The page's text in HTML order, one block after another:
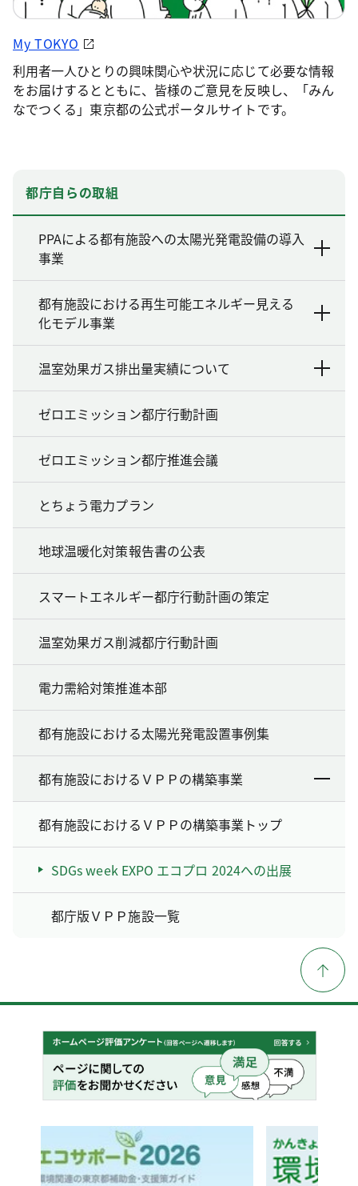
My TOKYO
利用者一人ひとりの興味関心や状況に応じて必要な情報
をお届けするとともに、皆様のご意見を反映し、「みん
なでつくる」東京都の公式ポータルサイトです。
都庁自らの取組
PPAによる都有施設への太陽光発電設備の導入
事業
都有施設における再生可能エネルギー見える
化モデル事業
温室効果ガス排出量実績について
ゼロエミッション都庁行動計画
ゼロエミッション都庁推進会議
とちょう電力プラン
地球温暖化対策報告書の公表
スマートエネルギー都庁行動計画の策定
温室効果ガス削減都庁行動計画
電力需給対策推進本部
都有施設における太陽光発電設置事例集
都有施設におけるＶＰＰの構築事業
都有施設におけるＶＰＰの構築事業トップ
SDGs week EXPO エコプロ 2024への出展
都庁版ＶＰＰ施設一覧